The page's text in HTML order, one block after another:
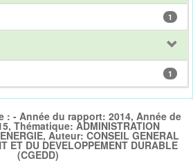
1
1
: - Année du rapport: 2014, Année de
Thématique: ADMINISTRATION
Auteur: CONSEIL GENERAL
ET DU DEVELOPPEMENT DURABLE
(CGEDD)